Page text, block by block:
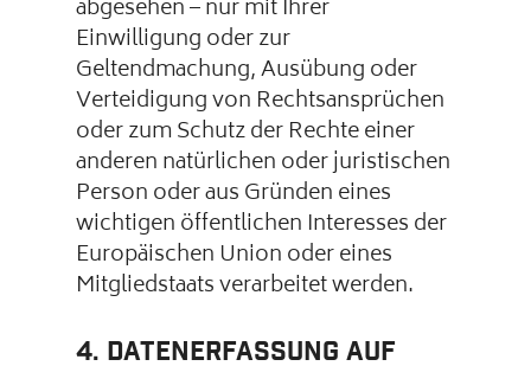
abgesehen – nur mit Ihrer
Einwilligung oder zur
Geltendmachung, Ausübung oder
Verteidigung von Rechtsansprüchen
oder zum Schutz der Rechte einer
anderen natürlichen oder juristischen
Person oder aus Gründen eines
wichtigen öffentlichen Interesses der
Europäischen Union oder eines
Mitgliedstaats verarbeitet werden.
4. Datenerfassung auf